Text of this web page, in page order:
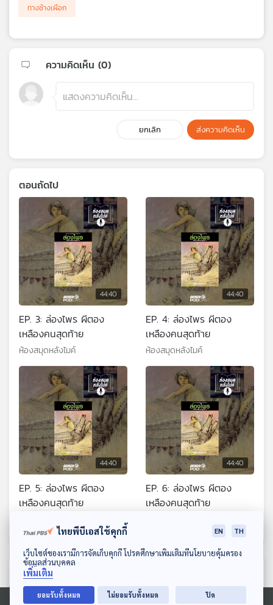
ดาวน์โหลด Thai PBS Podcast Application
ทางช้างเผือก
ความคิดเห็น (0)
ยกเลิก ส่งความคิดเห็น
ตอนถัดไป
44:40
EP. 3: ล่องไพร ผีตอง
เหลืองคนสุดท้าย
ห้องสมุดหลังไมค์
44:40
EP. 4: ล่องไพร ผีตอง
เหลืองคนสุดท้าย
ห้องสมุดหลังไมค์
44:40
EP. 5: ล่องไพร ผีตอง
เหลืองคนสุดท้าย
44:40
EP. 6: ล่องไพร ผีตอง
เหลืองคนสุดท้าย
ตอนที่เกี่ยวข้อง
ไทยพีบีเอสใช้คุกกี้ EN TH
เว็บไซต์ของเรามีการจัดเก็บคุกกี้ โปรดศึกษาเพิ่มเติมที่นโยบายคุ้มครอง
ข้อมูลส่วนบุคคล
เพิ่มเติม
ยอมรับทั้งหมด ไม่ยอมรับทั้งหมด ปิด